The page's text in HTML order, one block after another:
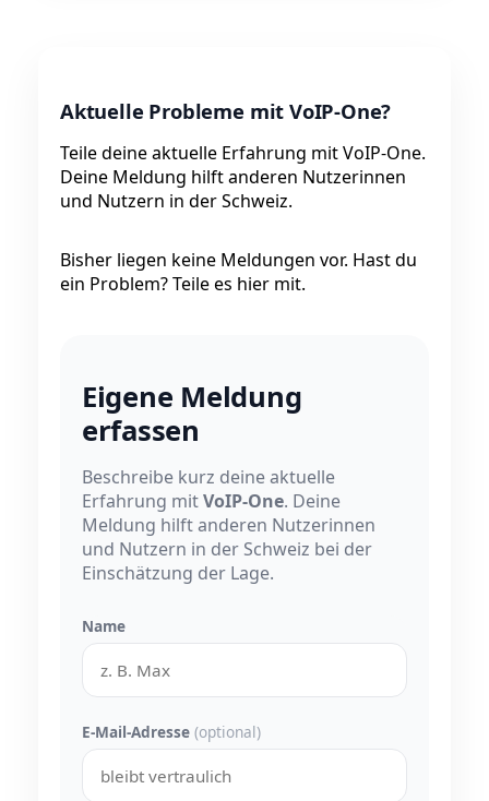
Aktuelle Probleme mit VoIP-One?
Teile deine aktuelle Erfahrung mit VoIP-One.
Deine Meldung hilft anderen Nutzerinnen
und Nutzern in der Schweiz.
Bisher liegen keine Meldungen vor. Hast du
ein Problem? Teile es hier mit.
Eigene Meldung
erfassen
Beschreibe kurz deine aktuelle
Erfahrung mitVoIP-One. Deine
Meldung hilft anderen Nutzerinnen
und Nutzern in der Schweiz bei der
Einschätzung der Lage.
Name
E-Mail-Adresse (optional)